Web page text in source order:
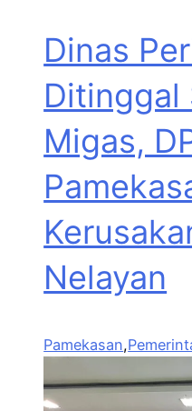
Dinas
Ditinggal
Migas,
Nelayan
Pamekasan,